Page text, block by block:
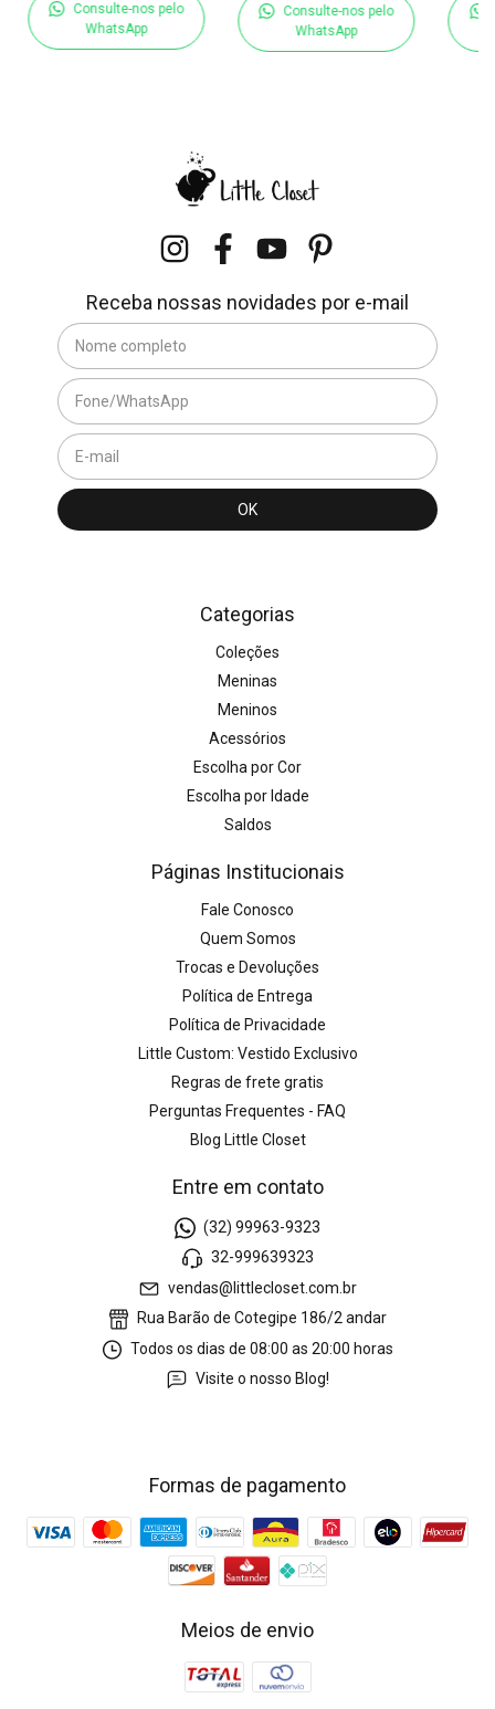
Consulte-nos pelo
WhatsApp
Consulte-nos pelo
WhatsApp
Receba nossas novidades por e-mail
Categorias
Coleções
Meninas
Meninos
Acessórios
Escolha por Cor
Escolha por Idade
Saldos
Páginas Institucionais
Fale Conosco
Quem Somos
Trocas e Devoluções
Política de Entrega
Política de Privacidade
Little Custom: Vestido Exclusivo
Regras de frete gratis
Perguntas Frequentes - FAQ
Blog Little Closet
Entre em contato
(32) 99963-9323
32-999639323
vendas@littlecloset.com.br
Rua Barão de Cotegipe 186/2 andar
Todos os dias de 08:00 as 20:00 horas
Visite o nosso Blog!
Formas de pagamento
Meios de envio